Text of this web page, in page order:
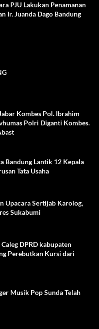
PJU Lakukan Penamanan
Ir. Juanda Dago Bandung
Kombes Pol. Ibrahim
Polri Diganti Kombes.
Bandung Lantik 12 Kepala
Tata Usaha
Upacara Sertijab Karolog,
Sukabumi
DPRD kabupaten
Perebutkan Kursi dari
Musik Pop Sunda Telah